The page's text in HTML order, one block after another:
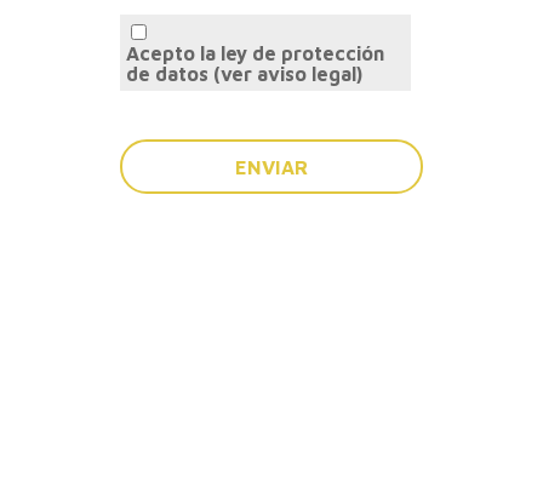
Acepto la ley de protección
de datos (ver aviso legal)